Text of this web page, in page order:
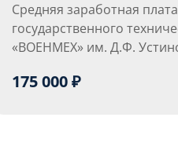
Средняя заработная
государственного
«ВОЕНМЕХ» им. Д.Ф.
175 000 ₽